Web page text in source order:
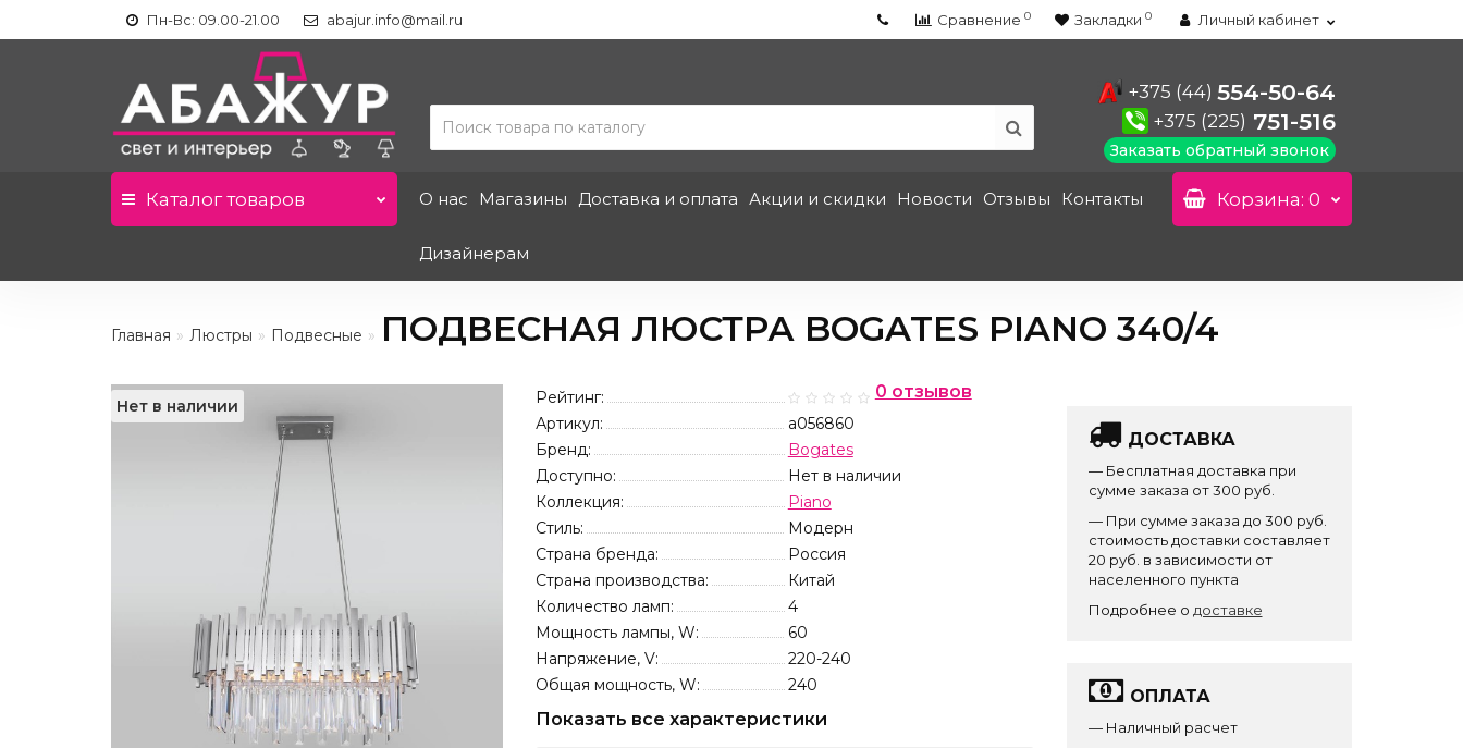
Пн-Вс: 09.00-21.00 abajur.info@mail.ru Сравнение 0 Закладки 0 Личный кабинет
+375 (44) 554-50-64
+375 (225) 751-516
Заказать обратный звонок
Каталогтоваров О нас Магазины Доставка и оплата Акции и скидки Новости Отзывы Контакты
Дизайнерам
Корзина: 0
Главная Люстры Подвесные ПОДВЕСНАЯ ЛЮСТРА BOGATES PIANO 340/4
Нет в наличии Рейтинг: 0 отзывов
Артикул:
a056860
Бренд:
Bogates
Доступно:
Нет в наличии
Коллекция:
Piano
Стиль:
Модерн
Страна бренда:
Россия
Страна производства:
Китай
Количество ламп:
4
Мощность лампы, W:
60
Напряжение, V:
220-240
Общая мощность, W:
240
Показать все характеристики
ДОСТАВКА
— Бесплатная доставка при
сумме заказа от 300 руб.
— При сумме заказа до 300 руб.
стоимость доставки составляет
20 руб. в зависимости от
населенного пункта
Подробнее о доставке
ОПЛАТА
— Наличный расчет